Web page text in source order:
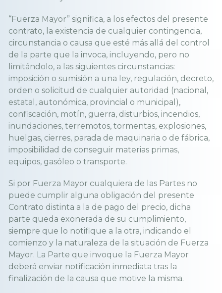
“Fuerza Mayor” significa, a los efectos del presente
contrato, la existencia de cualquier contingencia,
circunstancia o causa que esté más allá del control
de la parte que la invoca, incluyendo, pero no
limitándolo, a las siguientes circunstancias:
imposición o sumisión a una ley, regulación, decreto,
orden o solicitud de cualquier autoridad (nacional,
estatal, autonómica, provincial o municipal),
confiscación, motín, guerra, disturbios, incendios,
inundaciones, terremotos, tormentas, explosiones,
huelgas, cierres, parada de maquinaria o de fábrica,
imposibilidad de conseguir materias primas,
equipos, gasóleo o transporte.
Si por Fuerza Mayor cualquiera de las Partes no
puede cumplir alguna obligación del presente
Contrato distinta a la de pago del precio, dicha
parte queda exonerada de su cumplimiento,
siempre que lo notifique a la otra, indicando el
comienzo y la naturaleza de la situación de Fuerza
Mayor. La Parte que invoque la Fuerza Mayor
deberá enviar notificación inmediata tras la
finalización de la causa que motive la misma.